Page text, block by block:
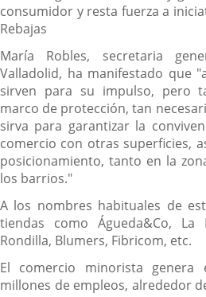
consumidor y resta fuerza a
Rebajas
María Robles, secretaria
Valladolid, ha manifestado que
sirven para su impulso, pero
marco de protección, tan
sirva para garantizar la
comercio con otras superficies,
posicionamiento, tanto en la
los barrios."
A los nombres habituales de
tiendas como Águeda&Co, La
Rondilla, Blumers, Fibricom, etc.
El comercio minorista genera
millones de empleos, alrededor